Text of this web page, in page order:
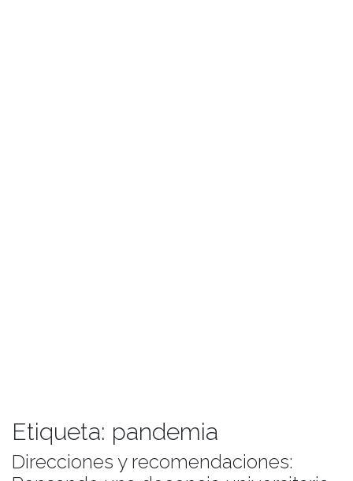
Etiqueta: pandemia
Direcciones y recomendaciones: